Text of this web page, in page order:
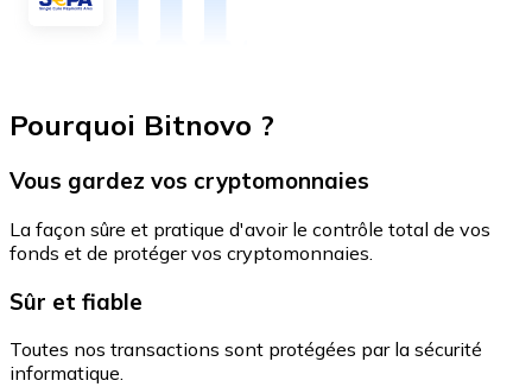
Pourquoi Bitnovo ?
Vous gardez vos cryptomonnaies
La façon sûre et pratique d'avoir le contrôle total de vos
fonds et de protéger vos cryptomonnaies.
Sûr et fiable
Toutes nos transactions sont protégées par la sécurité
informatique.